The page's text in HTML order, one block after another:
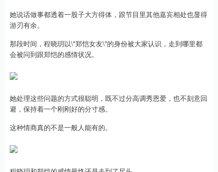
她说话做事都透着一股子大方得体，跟节目里其他嘉宾相处也显得
游刃有余。
那段时间，程晓玥以\"郑恺女友\"的身份被大家认识，走到哪里都
会被问到跟郑恺的感情状况。
她处理这些问题的方式很聪明，既不过分高调秀恩爱，也不刻意回
避，保持着一个刚刚好的分寸感。
这种情商真的不是一般人能有的。